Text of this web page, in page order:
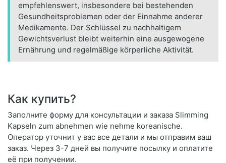
empfehlenswert, insbesondere bei bestehenden
Gesundheitsproblemen oder der Einnahme anderer
Medikamente. Der Schlüssel zu nachhaltigem
Gewichtsverlust bleibt weiterhin eine ausgewogene
Ernährung und regelmäßige körperliche Aktivität.
Как купить?
Заполните форму для консультации и заказа Slimming
Kapseln zum abnehmen wie nehme koreanische.
Оператор уточнит у вас все детали и мы отправим ваш
заказ. Через 3-7 дней вы получите посылку и оплатите
её при получении.